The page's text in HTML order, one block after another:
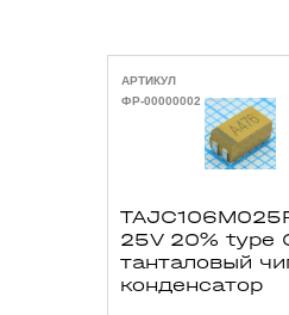
АРТИКУЛ
ФР-00000002
25V 20% type
танталовый
конденсатор